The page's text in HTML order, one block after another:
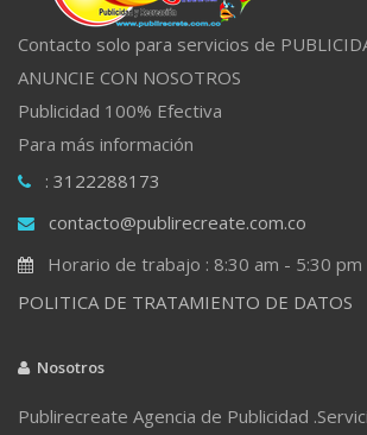
Contacto solo para servicios de
ANUNCIE CON NOSOTROS
Publicidad 100% Efectiva
Para más información
: 3122288173
contacto@publirecreate.com.co
Horario de trabajo : 8:30 am - 5:30 pm
POLITICA DE TRATAMIENTO DE DATOS
Nosotros
Publirecreate Agencia de Publicidad